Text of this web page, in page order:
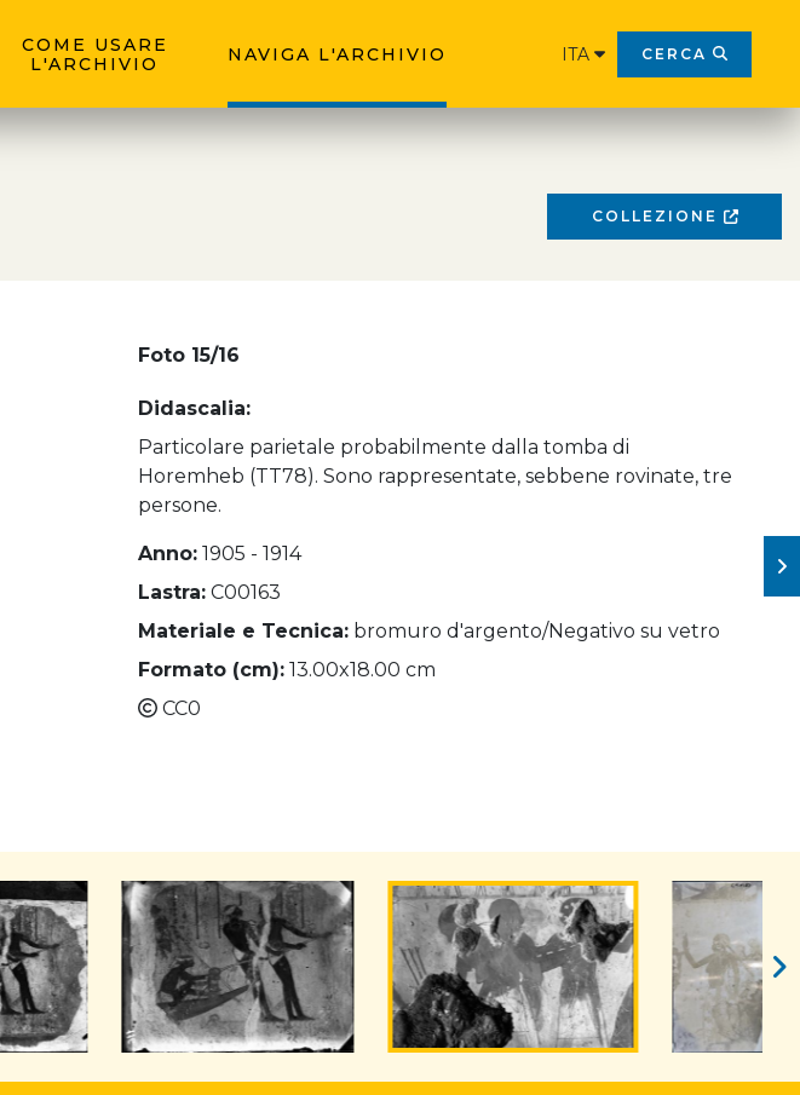
COME USARE
L'ARCHIVIO
NAVIGA L'ARCHIVIO ITA CERCA
COLLEZIONE
Foto 15/16
Didascalia:
Particolare parietale probabilmente dalla tomba di
Horemheb (TT78). Sono rappresentate, sebbene rovinate, tre
persone.
Anno: 1905 - 1914
Lastra: C00163
Materiale e Tecnica: bromuro d'argento/Negativo su vetro
Formato (cm): 13.00x18.00 cm
CC0